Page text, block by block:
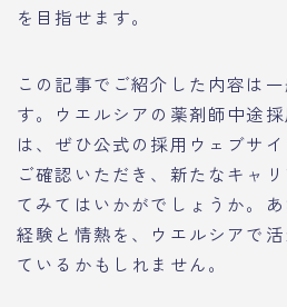
を目指せます。
この記事でご紹介した内容は
す。ウエルシアの薬剤師中途
は、ぜひ公式の採用ウェブサ
ご確認いただき、新たなキャ
てみてはいかがでしょうか。
経験と情熱を、ウエルシアで
ているかもしれません。